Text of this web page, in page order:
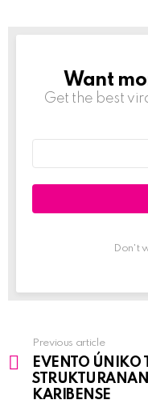
NEWSLETTER
Want
Get the best
Don't
See
more
Previous article
EVENTO ÚNIKO
KARIBENSE